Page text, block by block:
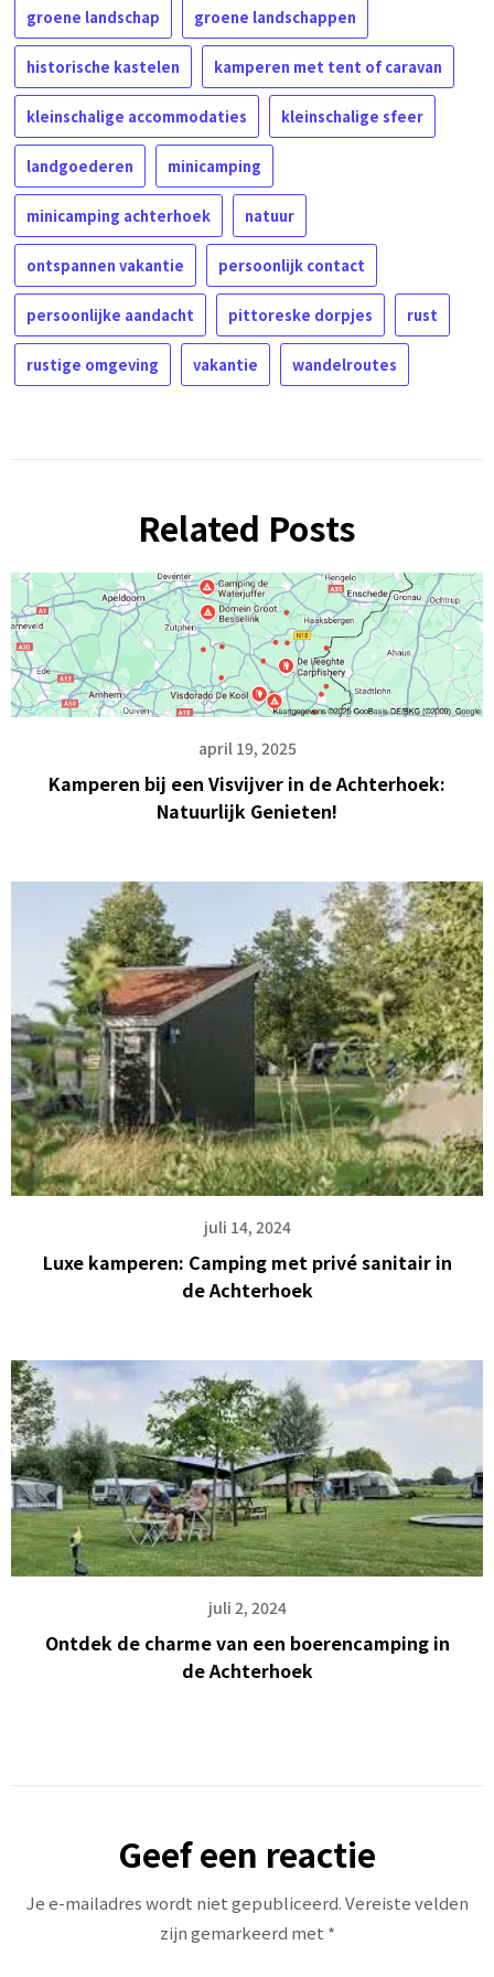
groene landschap groene landschappen
historische kastelen kamperen met tent of caravan
kleinschalige accommodaties kleinschalige sfeer
landgoederen minicamping
minicamping achterhoek natuur
ontspannen vakantie persoonlijk contact
persoonlijke aandacht pittoreske dorpjes rust
rustige omgeving vakantie wandelroutes
Related Posts
april 19, 2025
Kamperen bij een Visvijver in de Achterhoek:
Natuurlijk Genieten!
juli 14, 2024
Luxe kamperen: Camping met privé sanitair in
de Achterhoek
juli 2, 2024
Ontdek de charme van een boerencamping in
de Achterhoek
Geef een reactie
Je e-mailadres wordt niet gepubliceerd.Vereiste velden
zijn gemarkeerd met *